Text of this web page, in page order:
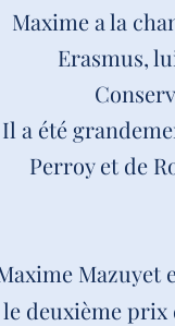
Maxime a la
Erasmus,
Il a été
Perroy et de
le deuxième